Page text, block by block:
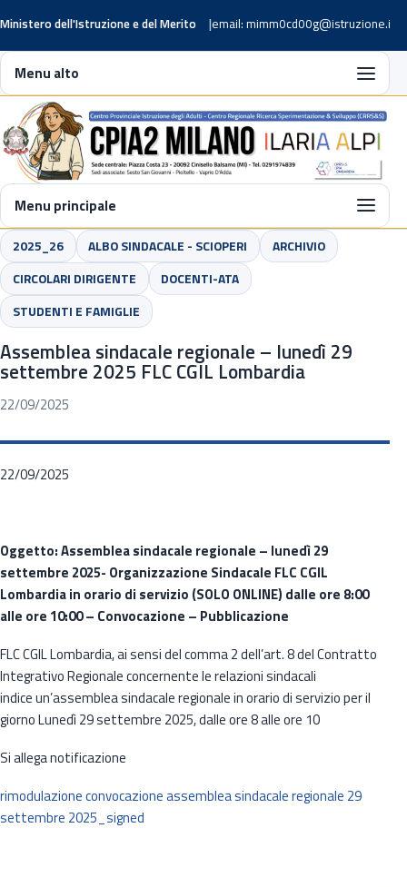
Ministero dell'Istruzione e del Merito email: mimm0cd00g@istruzione.it
Menu alto
Menu principale
2025_26 ALBO SINDACALE - SCIOPERI
ARCHIVIO
CIRCOLARI DIRIGENTE
DOCENTI-ATA
STUDENTI E FAMIGLIE
Assemblea sindacale regionale – lunedì 29
settembre 2025 FLC CGIL Lombardia
22/09/2025
22/09/2025
Oggetto: Assemblea sindacale regionale – lunedì 29
settembre 2025- Organizzazione Sindacale FLC CGIL
Lombardia in orario di servizio (SOLO ONLINE) dalle ore 8:00
alle ore 10:00 – Convocazione – Pubblicazione
FLC CGIL Lombardia, ai sensi del comma 2 dell’art. 8 del Contratto
Integrativo Regionale concernente le relazioni sindacali
indice un’assemblea sindacale regionale in orario di servizio per il
giorno Lunedì 29 settembre 2025, dalle ore 8 alle ore 10
Si allega notificazione
rimodulazione convocazione assemblea sindacale regionale 29
settembre 2025_signed